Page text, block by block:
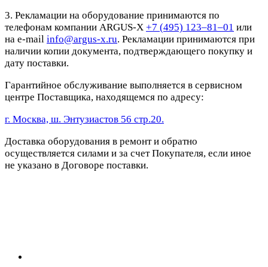
3. Рекламации на оборудование принимаются по
телефонам компании ARGUS-X +7 (495) 123–81–01 или
на e-mail info@argus-x.ru. Рекламации принимаются при
наличии копии документа, подтверждающего покупку и
дату поставки.
Гарантийное обслуживание выполняется в сервисном
центре Поставщика, находящемся по адресу:
г. Москва, ш. Энтузиастов 56 стр.20.
Доставка оборудования в ремонт и обратно
осуществляется силами и за счет Покупателя, если иное
не указано в Договоре поставки.